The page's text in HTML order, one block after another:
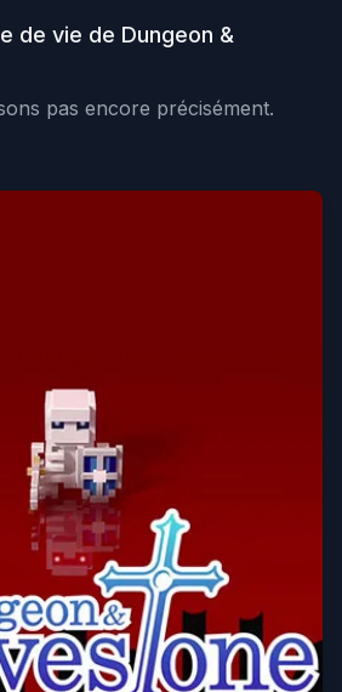
de vie de Dungeon &
pas encore précisément.